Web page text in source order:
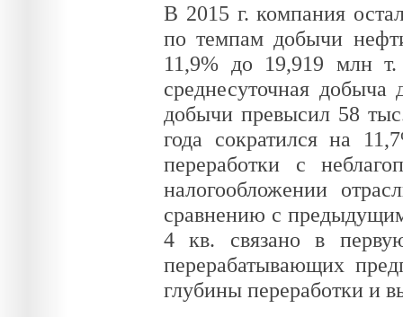
В 2015 г. компания
по темпам добычи
11,9% до 19,919 млн
среднесуточная
добычи превысил 58
года сократился на
переработки с
налогообложении
сравнению с
4 кв. связано в
перерабатывающих
глубины переработки и